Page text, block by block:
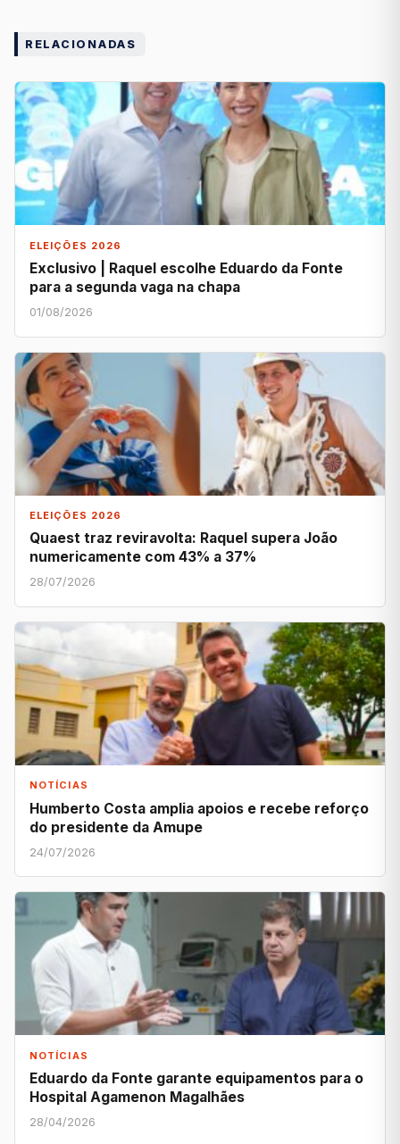
RELACIONADAS
ELEIÇÕES 2026
Exclusivo | Raquel escolhe Eduardo da Fonte
para a segunda vaga na chapa
01/08/2026
ELEIÇÕES 2026
Quaest traz reviravolta: Raquel supera João
numericamente com 43% a 37%
28/07/2026
NOTÍCIAS
Humberto Costa amplia apoios e recebe reforço
do presidente da Amupe
24/07/2026
NOTÍCIAS
Eduardo da Fonte garante equipamentos para o
Hospital Agamenon Magalhães
28/04/2026